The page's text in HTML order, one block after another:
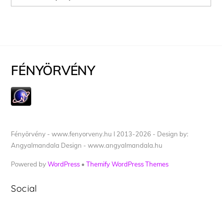
FÉNYÖRVÉNY
Fényörvény - www.fenyorveny.hu I 2013-2026 - Design by:
Angyalmandala Design - www.angyalmandala.hu
Powered byWordPress •Themify WordPress Themes
Social